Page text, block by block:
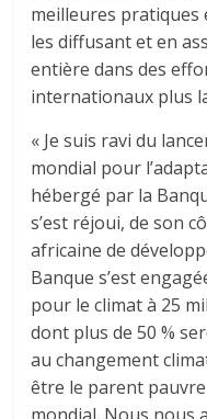
meilleures pratiques
les diffusant et en
entière dans des
internationaux plus
« Je suis ravi du
mondial pour
hébergé par la
s’est réjoui, de son
africaine de
Banque s’est
pour le climat à 25
dont plus de 50 %
au changement
être le parent